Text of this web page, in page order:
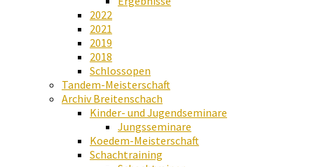
2022
2021
2019
2018
Schlossopen
Tandem-Meisterschaft
Archiv Breitenschach
Kinder- und Jugendseminare
Jungsseminare
Koedem-Meisterschaft
Schachtraining